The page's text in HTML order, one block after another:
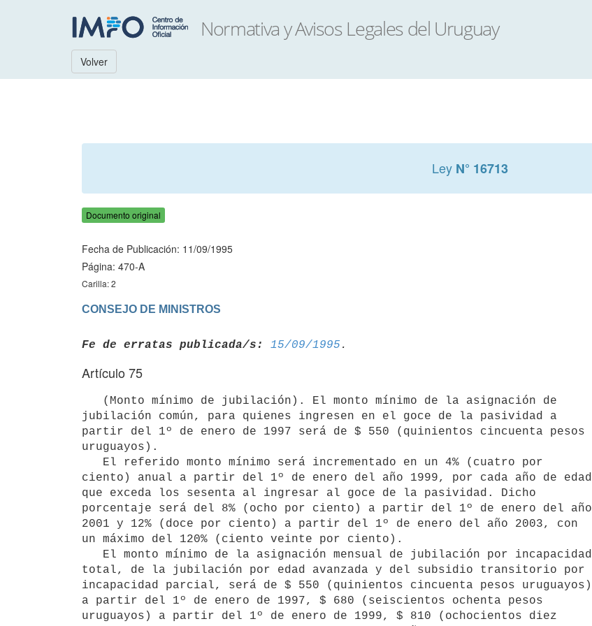
Volver
Ley N° 16713
Documento original
Fecha de Publicación: 11/09/1995
Página: 470-A
Carilla: 2
Fe de erratas publicada/s: 15/09/1995
Artículo 75
jubilación común, para quienes ingresen en el goce de la pasividad a
partir del 1º de enero de 1997 será de $ 550 (quinientos cincuenta pesos
uruguayos).
ciento) anual a partir del 1º de enero del año 1999, por cada año de edad
que exceda los sesenta al ingresar al goce de la pasividad. Dicho
porcentaje será del 8% (ocho por ciento) a partir del 1º de enero del año
2001 y 12% (doce por ciento) a partir del 1º de enero del año 2003, con
un máximo del 120% (ciento veinte por ciento).
total, de la jubilación por edad avanzada y del subsidio transitorio por
incapacidad parcial, será de $ 550 (quinientos cincuenta pesos uruguayos)
a partir del 1º de enero de 1997, $ 680 (seiscientos ochenta pesos
uruguayos) a partir del 1º de enero de 1999, $ 810 (ochocientos diez